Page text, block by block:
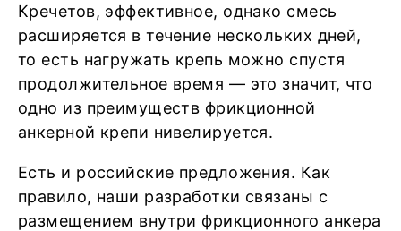
Кречетов, эффективное, однако смесь
расширяется в течение нескольких дней,
то есть нагружать крепь можно спустя
продолжительное время — это значит, что
одно из преимуществ фрикционной
анкерной крепи нивелируется.
Есть и российские предложения. Как
правило, наши разработки связаны с
размещением внутри фрикционного анкера